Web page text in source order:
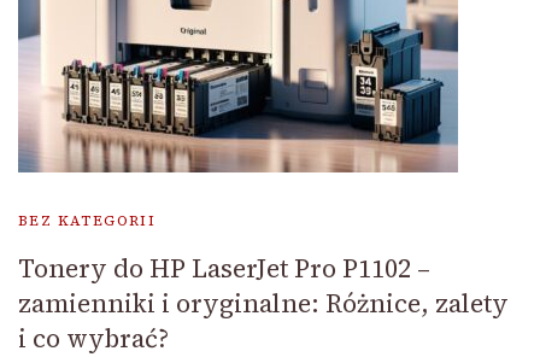
BEZ KATEGORII
Tonery do HP LaserJet Pro P1102 –
zamienniki i oryginalne: Różnice, zalety
i co wybrać?